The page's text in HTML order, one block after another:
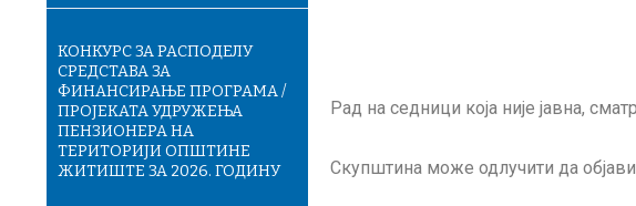
КОНКУРС ЗА РАСПОДЕЛУ
СРЕДСТАВА ЗА
ФИНАНСИРАЊЕ ПРОГРАМА /
ПРОЈЕКАТА УДРУЖЕЊА
ПЕНЗИОНЕРА НА
ТЕРИТОРИЈИ ОПШТИНЕ
ЖИТИШТЕ ЗА 2026. ГОДИНУ
Рад на седници која није јавна,
Скупштина може одлучити да објави